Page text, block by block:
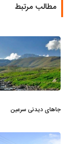
مطالب مرتبط
جاهای دیدنی سرعین